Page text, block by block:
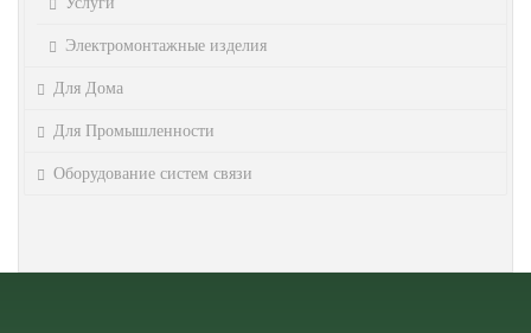
Электромонтажные изделия
Для Дома
Для Промышленности
Оборудование систем связи